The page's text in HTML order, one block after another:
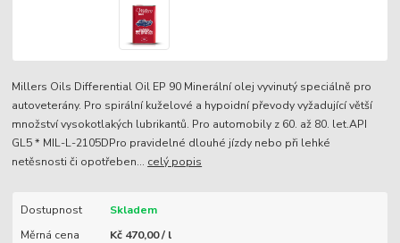
Millers Oils Differential Oil EP 90 Minerální olej vyvinutý speciálně pro
autoveterány. Pro spirální kuželové a hypoidní převody vyžadující větší
množství vysokotlakých lubrikantů. Pro automobily z 60. až 80. let.API
GL5 * MIL-L-2105DPro pravidelné dlouhé jízdy nebo při lehké
netěsnosti či opotřeben... celý popis
Dostupnost
Skladem
Měrná cena
Kč 470,00 / l